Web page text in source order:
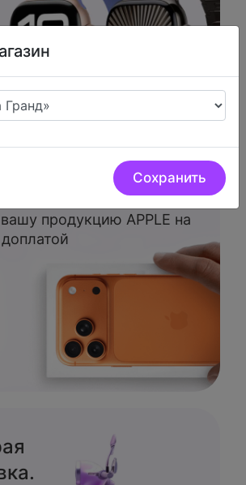
Сохранить
продукцию APPLE на